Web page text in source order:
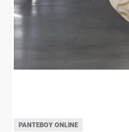
ΡΑΝΤΕΒΟΎ ONLINE